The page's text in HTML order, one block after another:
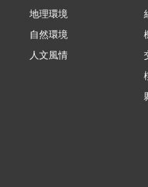
地理環境
自然環境
人文風情